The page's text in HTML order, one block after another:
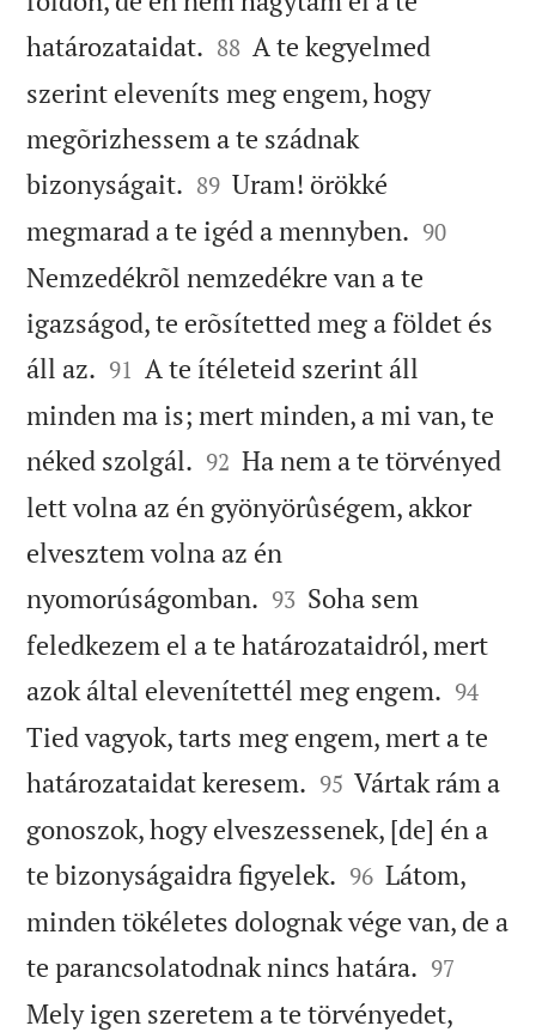
határozataidat. 

88 A te kegyelmed
szerint eleveníts meg engem, hogy
megõrizhessem a te szádnak
bizonyságait. 

89 Uram! örökké
megmarad a te igéd a mennyben. 

90
Nemzedékrõl nemzedékre van a te
igazságod, te erõsítetted meg a földet és
áll az. 

91 A te ítéleteid szerint áll
minden ma is; mert minden, a mi van, te
néked szolgál. 

92 Ha nem a te törvényed
lett volna az én gyönyörûségem, akkor
elvesztem volna az én
nyomorúságomban. 

93 Soha sem
feledkezem el a te határozataidról, mert
azok által elevenítettél meg engem. 

94
Tied vagyok, tarts meg engem, mert a te
határozataidat keresem. 

95 Vártak rám a
gonoszok, hogy elveszessenek, [de] én a
te bizonyságaidra figyelek. 

96 Látom,
minden tökéletes dolognak vége van, de a
te parancsolatodnak nincs határa. 

97
Mely igen szeretem a te törvényedet,